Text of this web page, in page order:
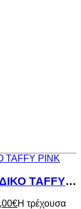
CROCS CLASSIC CLOG ΠΑΙΔΙΚΟ TAFFY PINK
€Η τρέχουσα